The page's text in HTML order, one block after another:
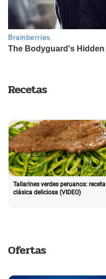
Recetas
Tallarines verdes peruanos: receta
clásica deliciosa (VIDEO)
Ofertas